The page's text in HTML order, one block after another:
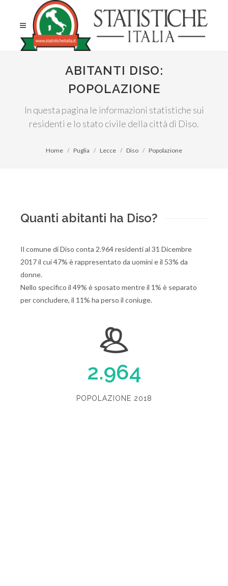
ABITANTI DISO:
POPOLAZIONE
In questa pagina le informazioni statistiche sui
residenti e lo stato civile della città di Diso.
Home Puglia Lecce Diso Popolazione
Quanti abitanti ha Diso?
Il comune di Diso conta 2.964 residenti al 31 Dicembre
2017 il cui 47% è rappresentato da uomini e il 53% da
donne.
Nello specifico il 49% è sposato mentre il 1% è separato
per concludere, il 11% ha perso il coniuge.
2.964
POPOLAZIONE 2018